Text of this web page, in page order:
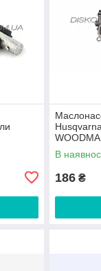
В
186 ₴